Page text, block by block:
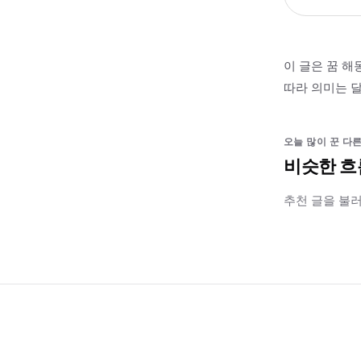
이 글은 꿈 해
따라 의미는
오늘 많이 꾼 다
비슷한
추천 글을 불